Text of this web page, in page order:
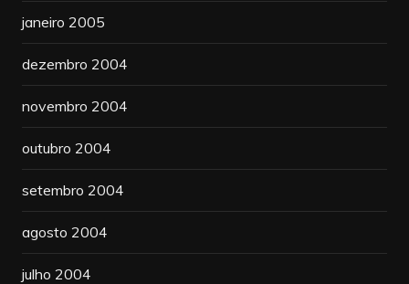
janeiro 2005
dezembro 2004
novembro 2004
outubro 2004
setembro 2004
agosto 2004
julho 2004